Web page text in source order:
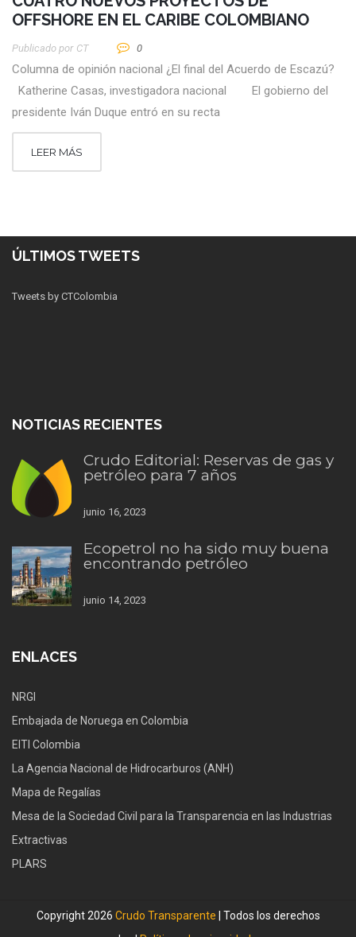
OFFSHORE EN EL CARIBE COLOMBIANO
Publicado por CT 0
Columna de opinión nacional ¿El final del Acuerdo de Escazú?
Katherine Casas, investigadora nacional El gobierno del
presidente Iván Duque entró en su recta
LEER MÁS
ÚLTIMOS TWEETS
Tweets by CTColombia
NOTICIAS RECIENTES
Crudo Editorial: Reservas de gas y
petróleo para 7 años
junio 16, 2023
Ecopetrol no ha sido muy buena
encontrando petróleo
junio 14, 2023
ENLACES
NRGI
Embajada de Noruega en Colombia
EITI Colombia
La Agencia Nacional de Hidrocarburos (ANH)
Mapa de Regalías
Mesa de la Sociedad Civil para la Transparencia en las Industrias
Extractivas
PLARS
Copyright 2026 Crudo Transparente | Todos los derechos